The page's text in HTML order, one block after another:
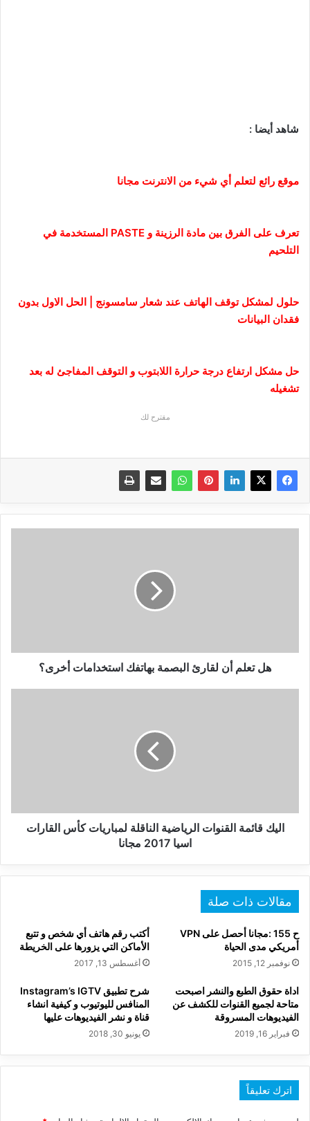
شاهد أيضا :
موقع رائع لتعلم أي شيء من الانترنت مجانا
تعرف على الفرق بين مادة الرزينة و PASTE المستخدمة في
التلحيم
حلول لمشكل توقف الهاتف عند شعار سامسونج | الحل الاول بدون
فقدان البيانات
حل مشكل ارتفاع درجة حرارة اللابتوب و التوقف المفاجئ له بعد
تشغيله
مقترح لك
هل تعلم أن لقارئ البصمة بهاتفك استخدامات أخرى؟
اسيا
2017اليك قائمة القنوات الرياضية الناقلة لمباريات كأس القارات
اسيا 2017 مجانا
مقالات ذات صلة
ح 155 :مجانا أحصل على VPN
أمريكي مدى الحياة
نوفمبر 12, 2015
أكتب رقم هاتف أي شخص و تتبع
الأماكن التي يزورها على الخريطة
أغسطس 13, 2017
اداة حقوق الطبع والنشر اصبحت
متاحة لجميع القنوات للكشف عن
الفيديوهات المسروقة
فبراير 16, 2019
شرح تطبيق Instagram’s IGTV
المنافس لليوتيوب و كيفية انشاء
قناة و نشر الفيديوهات عليها
يونيو 30, 2018
اترك تعليقاً